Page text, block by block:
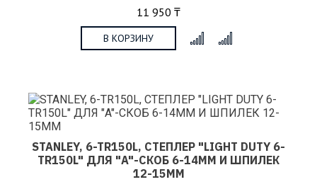
11 950 ₸
В КОРЗИНУ
STANLEY, 6-TR150L, СТЕПЛЕР "LIGHT DUTY 6-
TR150L" ДЛЯ "A"-СКОБ 6-14MM И ШПИЛЕК
12-15MM